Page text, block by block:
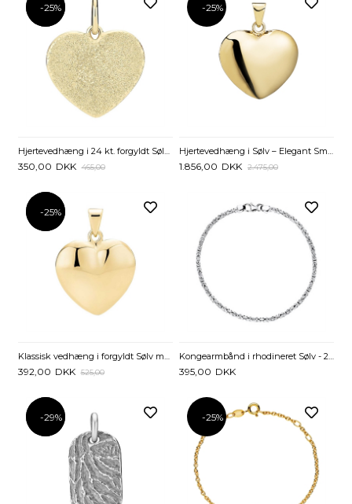
-25%
-25%
Hjertevedhæng i 24 kt. forgyldt Sølv med Stjernedrys
350,00 DKK 465,00
-25%
1.856,00 DKK 2.475,00
-25%
-25%
392,00 DKK 525,00 395,00 DKK
-29%
-29% -25%